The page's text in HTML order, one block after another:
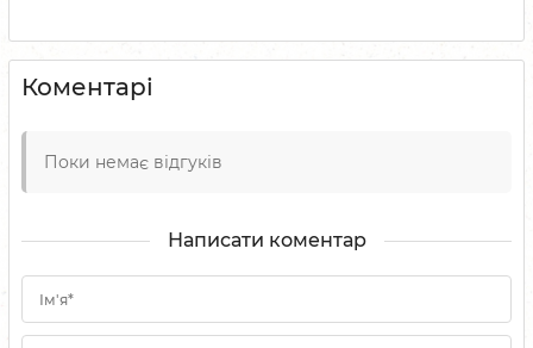
Коментарі
Поки немає відгуків
Написати коментар
Ім'я*